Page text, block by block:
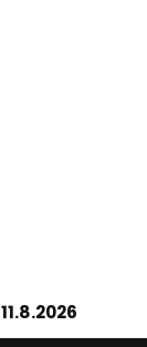
11.8.2026